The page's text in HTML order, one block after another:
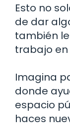
Esto no
de dar
también
trabajo en
Imagina
donde
espacio
haces